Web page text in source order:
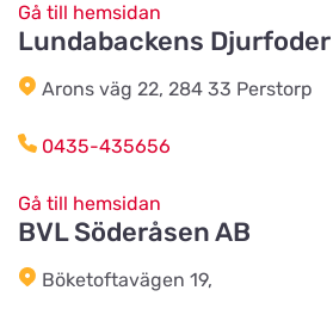
Tidaholms Djur & Djurartiklar
Torggatan 6D
Sturegatan 14
Gå till hemsidan
Lundabackens Djurfoder
Arons väg 22, 284 33 Perstorp
0435-435656
Gå till hemsidan
BVL Söderåsen AB
Böketoftavägen 19,